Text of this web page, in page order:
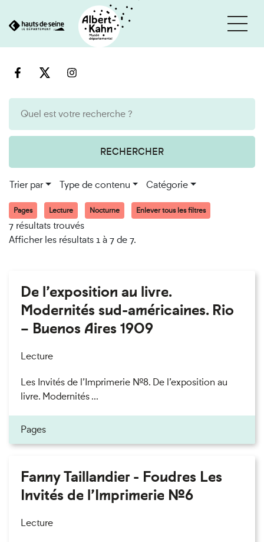
au
RECHERCHER
Trier par Type de contenu Catégorie
Pages Lecture Nocturne Enlever tous les filtres
7 résultats trouvés
Afficher les résultats 1 à 7 de 7.
De l’exposition au livre.
Modernités sud-américaines. Rio
– Buenos Aires 1909
Lecture
Les Invités de l’Imprimerie n°8. De l’exposition au
livre. Modernités ...
Pages
Fanny Taillandier - Foudres Les
Invités de l’Imprimerie n°6
Lecture
Cookies et traceurs utilisés sur ce site